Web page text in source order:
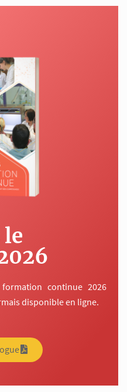
le
continue 2026
disponible en ligne.